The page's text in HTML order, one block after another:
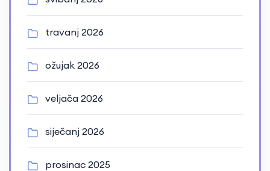
travanj 2026
ožujak 2026
veljača 2026
siječanj 2026
prosinac 2025